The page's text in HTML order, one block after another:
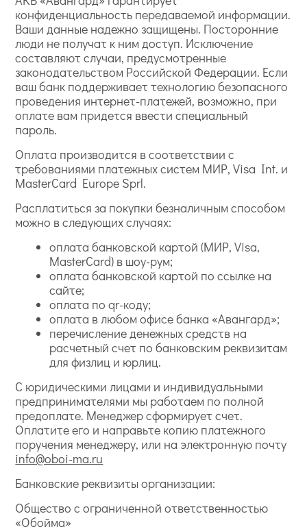
конфиденциальность передаваемой информации.
Ваши данные надежно защищены. Посторонние
люди не получат к ним доступ. Исключение
составляют случаи, предусмотренные
законодательством Российской Федерации. Если
ваш банк поддерживает технологию безопасного
проведения интернет-платежей, возможно, при
оплате вам придется ввести специальный
пароль.
Оплата производится в соответствии с
требованиями платежных систем МИР, Visa Int. и
MasterCard Europe Sprl.
Расплатиться за покупки безналичным способом
можно в следующих случаях:
оплата банковской картой (МИР, Visa,
MasterCard) в шоу-рум;
оплата банковской картой по ссылке на
сайте;
оплата по qr-коду;
оплата в любом офисе банка «Авангард»;
перечисление денежных средств на
расчетный счет по банковским реквизитам
для физлиц и юрлиц.
С юридическими лицами и индивидуальными
предпринимателями мы работаем по полной
предоплате. Менеджер сформирует счет.
Оплатите его и направьте копию платежного
поручения менеджеру, или на электронную почту
info@oboi-ma.ru
Банковские реквизиты организации:
Общество с ограниченной ответственностью
«Обойма»